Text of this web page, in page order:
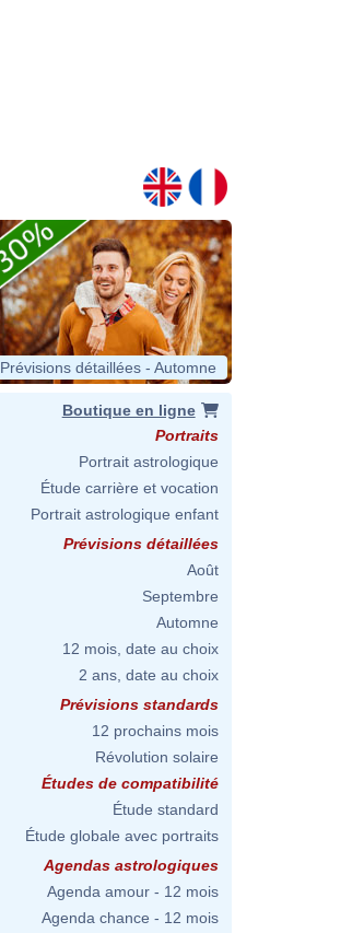
Prévisions détaillées - Automne
Boutique en ligne
Portraits
Portrait astrologique
Étude carrière et vocation
Portrait astrologique enfant
Prévisions détaillées
Août
Septembre
Automne
12 mois, date au choix
2 ans, date au choix
Prévisions standards
12 prochains mois
Révolution solaire
Études de compatibilité
Étude standard
Étude globale avec portraits
Agendas astrologiques
Agenda amour - 12 mois
Agenda chance - 12 mois